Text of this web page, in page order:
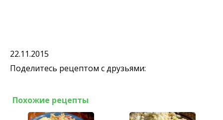
22.11.2015
Поделитесь рецептом с друзьями:
Похожие рецепты